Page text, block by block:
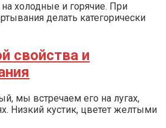
холодные и горячие. При
делать категорически
свойства и
мы встречаем его на лугах,
Низкий кустик, цветет желтыми